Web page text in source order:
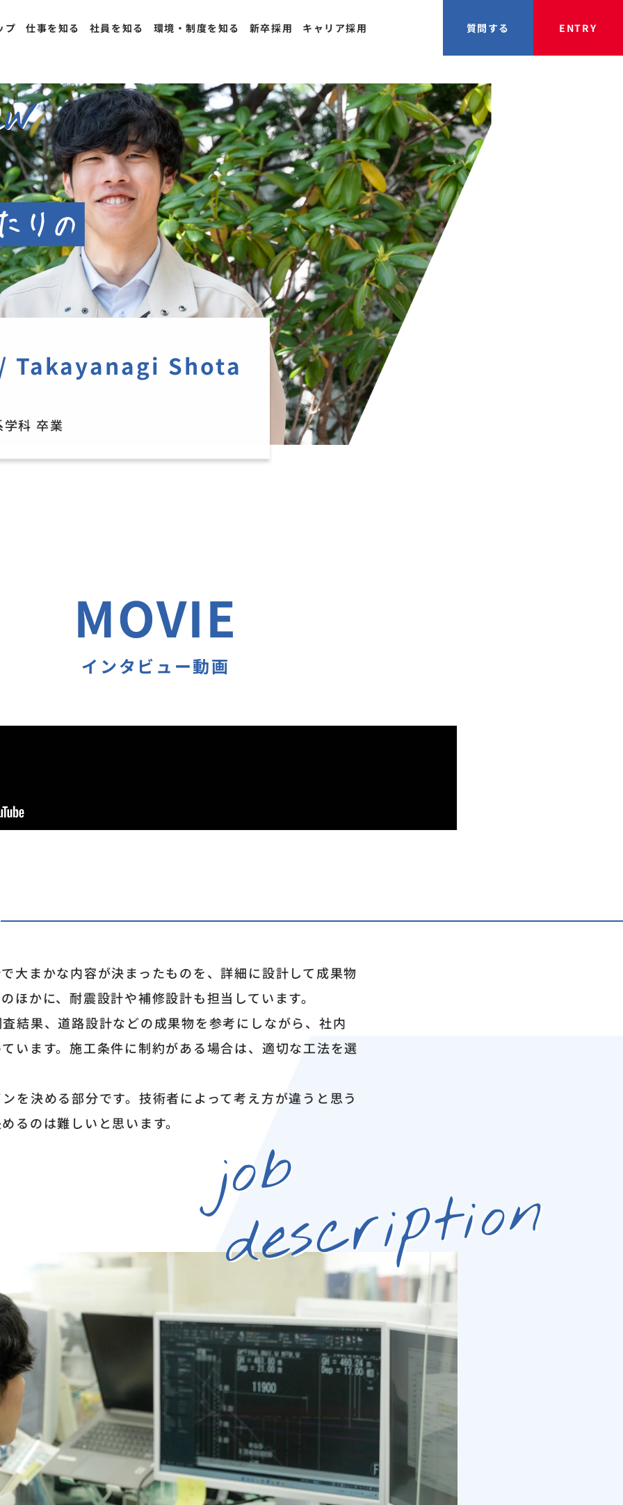
プ 仕事を知る 社員を知る 環境・制度を知る 新卒採用 キャリア採用 質問する ENTRY
Takayanagi Shota
科 卒業
MOVIE
インタビュー動画
大まかな内容が決まったものを、詳細に設計して成果物
ほかに、耐震設計や補修設計も担当しています。
結果、道路設計などの成果物を参考にしながら、社内
います。施工条件に制約がある場合は、適切な工法を選
を決める部分です。技術者によって考え方が違うと思う
るのは難しいと思います。
job
description